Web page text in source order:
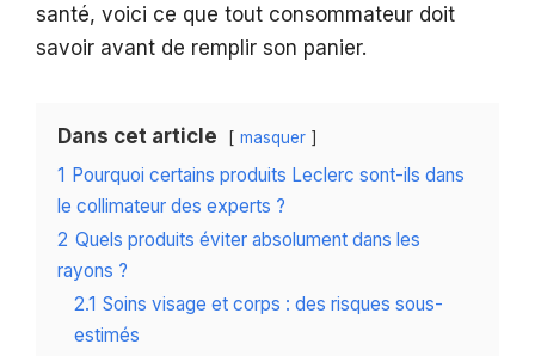
santé, voici ce que tout consommateur doit
savoir avant de remplir son panier.
Dans cet article masquer
1 Pourquoi certains produits Leclerc sont-ils dans
le collimateur des experts ?
2 Quels produits éviter absolument dans les
rayons ?
2.1 Soins visage et corps : des risques sous-
estimés